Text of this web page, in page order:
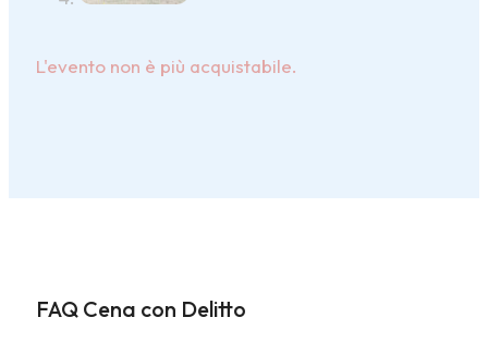
L'evento non è più acquistabile.
FAQ Cena con Delitto